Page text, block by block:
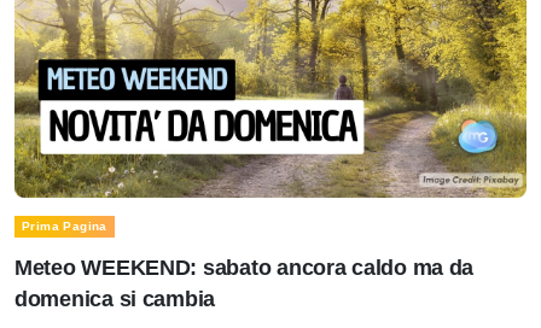
Prima Pagina
Meteo WEEKEND: sabato ancora caldo ma da
domenica si cambia